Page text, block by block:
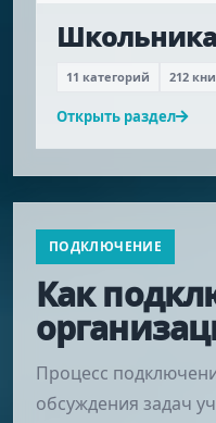
11 категорий 212
Открыть раздел
ПОДКЛЮЧЕНИЕ
Как
Процесс
обсуждения задач